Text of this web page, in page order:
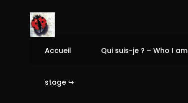
Accueil Qui suis-je ? – Who I am
stage ↪